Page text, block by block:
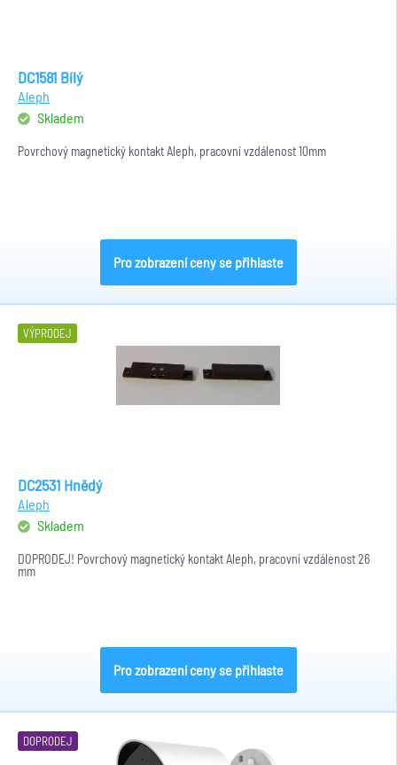
DC1581 Bílý
Aleph
Skladem
Povrchový magnetický kontakt Aleph, pracovní vzdálenost 10mm
Pro zobrazení ceny se přihlaste
VÝPRODEJ
DC2531 Hnědý
Aleph
Skladem
DOPRODEJ! Povrchový magnetický kontakt Aleph, pracovní vzdálenost 26
mm
Pro zobrazení ceny se přihlaste
DOPRODEJ